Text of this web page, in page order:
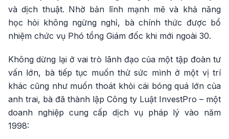
và dịch thuật. Nhờ bản lĩnh mạnh mẽ và khả năng
học hỏi không ngừng nghỉ, bà chính thức được bổ
nhiệm chức vụ Phó tổng Giám đốc khi mới ngoài 30.
Không dừng lại ở vai trò lãnh đạo của một tập đoàn tư
vấn lớn, bà tiếp tục muốn thử sức mình ở một vị trí
khác cũng như muốn thoát khỏi cái bóng quá lớn của
anh trai, bà đã thành lập Công ty Luật InvestPro – một
doanh nghiệp cung cấp dịch vụ pháp lý vào năm
1998: